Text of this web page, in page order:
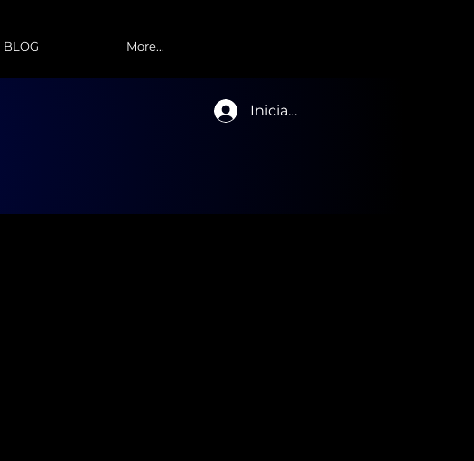
BLOG More...
Iniciar sesión